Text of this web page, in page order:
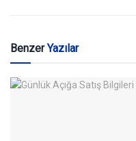
BenzerYazılar